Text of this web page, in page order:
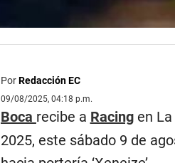
PorRedacción EC
09/08/2025, 04:18 p.m.
Boca recibe a Racingen La
2025, este sábado 9 de